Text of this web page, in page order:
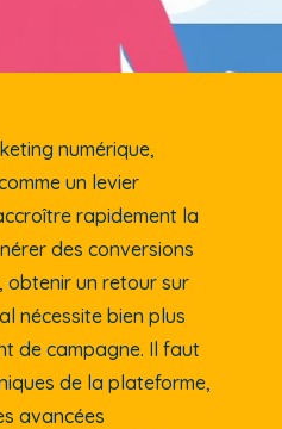
numérique,
un levier
rapidement la
des conversions
obtenir un retour sur
nécessite bien plus
de campagne. Il faut
de la plateforme,
avancées